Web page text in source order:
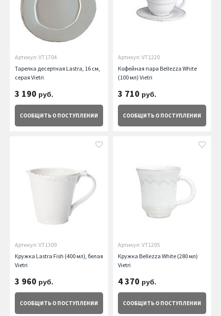
Артикул: VT1704
Тарелка десертная Lastra, 16 см,
серая Vietri
3 190 руб.
СООБЩИТЬ О ПОСТУПЛЕНИИ
Артикул: VT1220
Кофейная пара Bellezza White
(100 мл) Vietri
3 710 руб.
СООБЩИТЬ О ПОСТУПЛЕНИИ
Артикул: VT1309
Кружка Lastra Fish (400 мл), белая
Vietri
3 960 руб.
СООБЩИТЬ О ПОСТУПЛЕНИИ
Артикул: VT1205
Кружка Bellezza White (280 мл)
Vietri
4 370 руб.
СООБЩИТЬ О ПОСТУПЛЕНИИ